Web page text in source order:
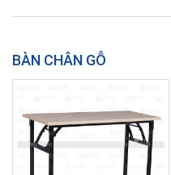
BÀN CHÂN GỖ